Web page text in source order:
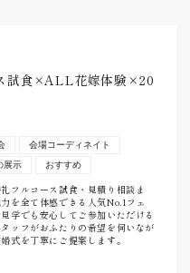
試食×ALL花嫁体験×20
会場コーディネイト
展示 おすすめ
フルコース試食・見積り相談ま
を全て体感できる人気No.1フェ
学でも安心してご参加いただける
ッフがおふたりの希望を伺いなが
式を丁寧にご提案します。